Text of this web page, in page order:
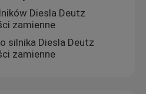
Diesla Deutz
zamienne
silnika Diesla Deutz
zamienne